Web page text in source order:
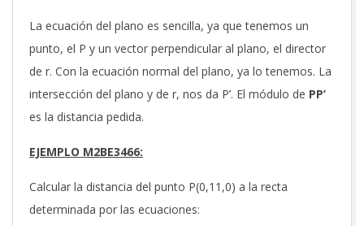
La ecuación del plano es sencilla, ya que tenemos un
punto, el P y un vector perpendicular al plano, el director
de r. Con la ecuación normal del plano, ya lo tenemos. La
intersección del plano y de r, nos da P’. El módulo de PP’
es la distancia pedida.
EJEMPLO M2BE3466:
Calcular la distancia del punto P(0,11,0) a la recta
determinada por las ecuaciones: